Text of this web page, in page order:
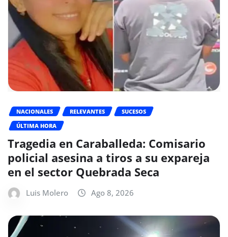
NACIONALES RELEVANTES
SUCESOS
ÚLTIMA HORA
Tragedia en Caraballeda: Comisario
policial asesina a tiros a su expareja
en el sector Quebrada Seca
Luis Molero Ago 8, 2026